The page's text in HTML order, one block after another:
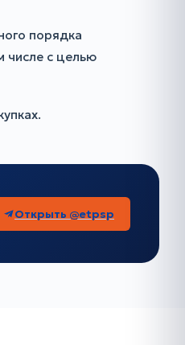
порядка
числе с целью
Открыть @etpsp